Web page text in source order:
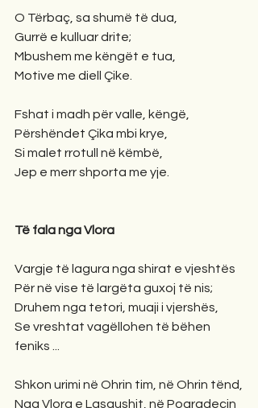
O Tërbaç, sa shumë të dua,
Gurrë e kulluar drite;
Mbushem me këngët e tua,
Motive me diell Çike.
Fshat i madh për valle, këngë,
Përshëndet Çika mbi krye,
Si malet rrotull në këmbë,
Jep e merr shporta me yje.
Të fala nga Vlora
Vargje të lagura nga shirat e vjeshtës
Për në vise të largëta guxoj të nis;
Druhem nga tetori, muaji i vjershës,
Se vreshtat vagëllohen të bëhen
feniks ...
Shkon urimi në Ohrin tim, në Ohrin tënd,
Nga Vlora e Lasgushit, në Pogradecin